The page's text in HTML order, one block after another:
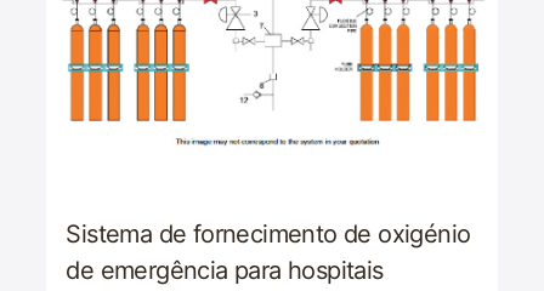
Sistema de fornecimento de oxigénio
de emergência para hospitais